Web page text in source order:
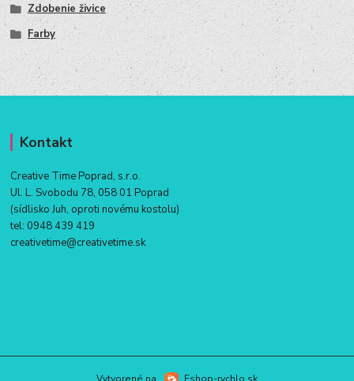
Zdobenie živice
Farby
Kontakt
Creative Time Poprad, s.r.o.
Ul. L. Svobodu 78, 058 01 Poprad
(sídlisko Juh, oproti novému kostolu)
tel: 0948 439 419
creativetime@creativetime.sk